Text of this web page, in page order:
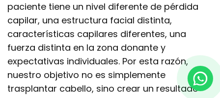
paciente tiene un nivel diferente de pérdida
capilar, una estructura facial distinta,
características capilares diferentes, una
fuerza distinta en la zona donante y
expectativas individuales. Por esta razón,
nuestro objetivo no es simplemente
trasplantar cabello, sino crear un resultado